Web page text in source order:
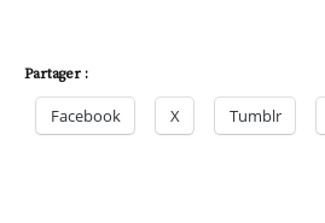
Partager :
Facebook X Tumblr